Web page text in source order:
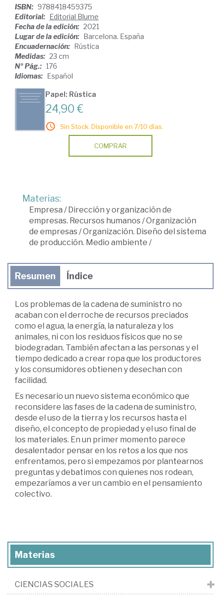
ISBN: 9788418459375
Editorial: Editorial Blume
Fecha de la edición: 2021
Lugar de la edición: Barcelona. España
Encuadernación: Rústica
Medidas: 23 cm
Nº Pág.: 176
Idiomas: Español
Papel: Rústica
24,90 €
Sin Stock. Disponible en 7/10 días.
COMPRAR
Materias:
Empresa /Dirección y organización de
empresas. Recursos humanos/Organización
de empresas/Organización. Diseño del sistema
de producción. Medio ambiente /
Resumen Índice
Los problemas de la cadena de suministro no
acaban con el derroche de recursos preciados
como el agua, la energía, la naturaleza y los
animales, ni con los residuos físicos que no se
biodegradan. También afectan a las personas y el
tiempo dedicado a crear ropa que los productores
y los consumidores obtienen y desechan con
facilidad.
Es necesario un nuevo sistema económico que
reconsidere las fases de la cadena de suministro,
desde el uso de la tierra y los recursos hasta el
diseño, el concepto de propiedad y el uso final de
los materiales. En un primer momento parece
desalentador pensar en los retos a los que nos
enfrentamos, pero si empezamos por plantearnos
preguntas y debatimos con quienes nos rodean,
empezaríamos a ver un cambio en el pensamiento
colectivo.
Materias
CIENCIAS SOCIALES